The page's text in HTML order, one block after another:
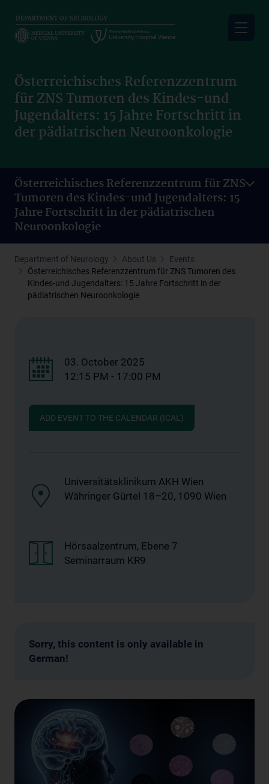
main
Österreichisches Referenzzentrum
für ZNS Tumoren des Kindes-und
Jugendalters: 15 Jahre Fortschritt in
der pädiatrischen Neuroonkologie
Österreichisches Referenzzentrum für ZNS
Tumoren des Kindes-und Jugendalters: 15
Jahre Fortschritt in der pädiatrischen
Neuroonkologie
Department of Neurology About Us
Events
Österreichisches Referenzzentrum für ZNS Tumoren des
Kindes-und Jugendalters: 15 Jahre Fortschritt in der
pädiatrischen Neuroonkologie
03. October 2025
12:15 PM - 17:00 PM
ADD EVENT TO THE CALENDAR (ICAL)
Universitätsklinikum AKH Wien
Währinger Gürtel 18–20, 1090 Wien
Hörsaalzentrum, Ebene 7
Seminarraum KR9
Sorry, this content is only available in
German!